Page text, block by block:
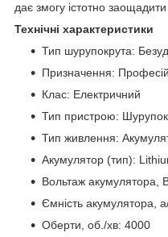
дає змогу істотно заощадити
Технічні характеристики
Тип шурупокрута:
Призначення:
Клас: Електричний
Тип пристрою:
Тип живлення:
Акумулятор (тип):
Вольтаж акумулятора,
Ємність акумулятора,
Оберти, об./хв: 4000